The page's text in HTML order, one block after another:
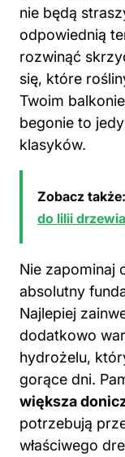
nie będą
odpowiednią
rozwinąć
się, które
Twoim
begonie to
klasyków.
Zobacz także:
do lilii
Nie zapominaj
absolutny
Najlepiej
dodatkowo
hydrożelu,
gorące dni.
większa
potrzebują
właściwego